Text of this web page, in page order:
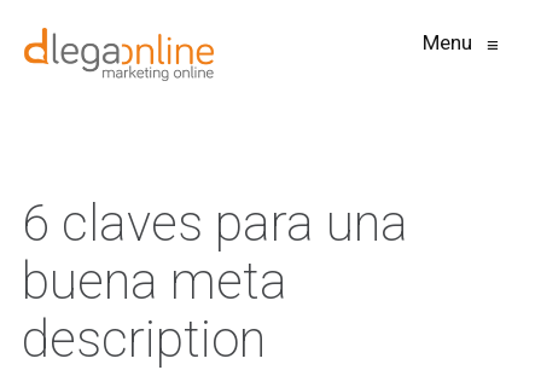
Menu ≡
6 claves para una
buena meta
description